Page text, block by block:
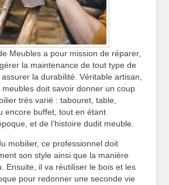
Meubles a pour mission de réparer,
la maintenance de tout type de
assurer la durabilité. Véritable artisan,
doit savoir donner un coup
très varié : tabouret, table,
encore buffet, tout en étant
et de l’histoire dudit meuble.
mobilier, ce professionnel doit
son style ainsi que la manière
Ensuite, il va réutiliser le bois et les
pour redonner une seconde vie